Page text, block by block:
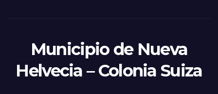
Municipio de Nueva
Helvecia – Colonia Suiza